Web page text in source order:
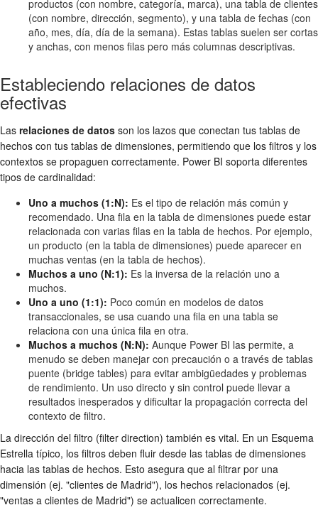
productos (con nombre, categoría, marca), una tabla de clientes
(con nombre, dirección, segmento), y una tabla de fechas (con
año, mes, día, día de la semana). Estas tablas suelen ser cortas
y anchas, con menos filas pero más columnas descriptivas.
Estableciendo relaciones de datos
efectivas
Las relaciones de datos son los lazos que conectan tus tablas de
hechos con tus tablas de dimensiones, permitiendo que los filtros y los
contextos se propaguen correctamente. Power BI soporta diferentes
tipos de cardinalidad:
Uno a muchos (1:N): Es el tipo de relación más común y
recomendado. Una fila en la tabla de dimensiones puede estar
relacionada con varias filas en la tabla de hechos. Por ejemplo,
un producto (en la tabla de dimensiones) puede aparecer en
muchas ventas (en la tabla de hechos).
Muchos a uno (N:1): Es la inversa de la relación uno a
muchos.
Uno a uno (1:1): Poco común en modelos de datos
transaccionales, se usa cuando una fila en una tabla se
relaciona con una única fila en otra.
Muchos a muchos (N:N): Aunque Power BI las permite, a
menudo se deben manejar con precaución o a través de tablas
puente (bridge tables) para evitar ambigüedades y problemas
de rendimiento. Un uso directo y sin control puede llevar a
resultados inesperados y dificultar la propagación correcta del
contexto de filtro.
La dirección del filtro (filter direction) también es vital. En un Esquema
Estrella típico, los filtros deben fluir desde las tablas de dimensiones
hacia las tablas de hechos. Esto asegura que al filtrar por una
dimensión (ej. "clientes de Madrid"), los hechos relacionados (ej.
"ventas a clientes de Madrid") se actualicen correctamente.